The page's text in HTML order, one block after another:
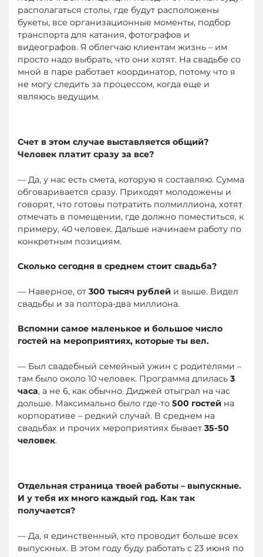
располагаться столы, где будут расположены
букеты, все организационные моменты, подбор
транспорта для катания, фотографов и
видеографов. Я облегчаю клиентам жизнь – им
просто надо выбрать, что они хотят. На свадьбе со
мной в паре работает координатор, потому что я
не могу следить за процессом, когда еще и
являюсь ведущим.
Счет в этом случае выставляется общий?
Человек платит сразу за все?
— Да, у нас есть смета, которую я составляю. Сумма
обговаривается сразу. Приходят молодожены и
говорят, что готовы потратить полмиллиона, хотят
отмечать в помещении, где должно поместиться, к
примеру, 40 человек. Дальше начинаем работу по
конкретным позициям.
Сколько сегодня в среднем стоит свадьба?
— Наверное, от 300 тысяч рублей и выше. Видел
свадьбы и за полтора-два миллиона.
Вспомни самое маленькое и большое число
гостей на мероприятиях, которые ты вел.
— Был свадебный семейный ужин с родителями –
там было около 10 человек. Программа длилась 3
часа, а не 6, как обычно. Диджей отыграл на час
дольше. Максимально было где-то 500 гостей на
корпоративе – редкий случай. В среднем на
свадьбах и прочих мероприятиях бывает 35-50
человек.
Отдельная страница твоей работы – выпускные.
И у тебя их много каждый год. Как так
получается?
— Да, я единственный, кто проводит больше всех
выпускных. В этом году буду работать с 23 июня по